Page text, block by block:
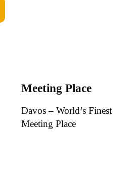
Meeting Place
Davos – World’s Finest
Meeting Place